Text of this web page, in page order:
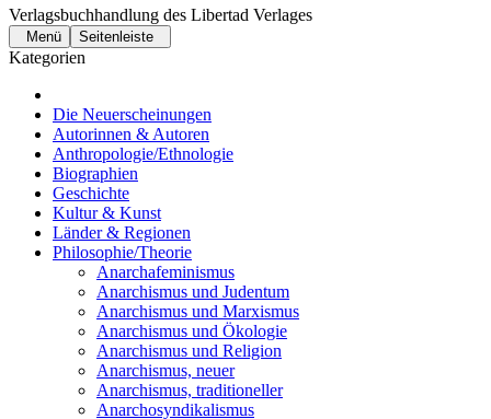
Verlagsbuchhandlung des Libertad Verlages
Menü Seitenleiste
Kategorien
Die Neuerscheinungen
Autorinnen & Autoren
Anthropologie/Ethnologie
Biographien
Geschichte
Kultur & Kunst
Länder & Regionen
Philosophie/Theorie
Anarchafeminismus
Anarchismus und Judentum
Anarchismus und Marxismus
Anarchismus und Ökologie
Anarchismus und Religion
Anarchismus, neuer
Anarchismus, traditioneller
Anarchosyndikalismus